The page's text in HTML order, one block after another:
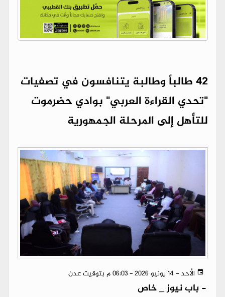
42 طالباً وطالبة يتنافسون في تصفيات
"تحدي القراءة العربي" بوادي حضرموت
للتأهل إلى المرحلة الجمهورية
الأحد - 14 يونيو 2026 - 06:03 م بتوقيت عدن
- باب نيوز _ خاص